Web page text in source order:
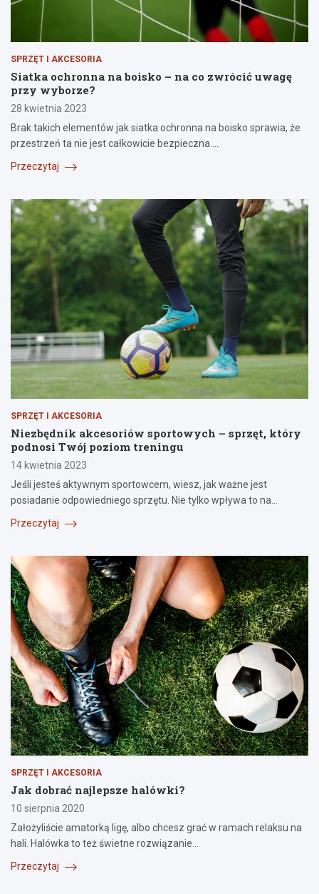
SPRZĘT I AKCESORIA
Siatka ochronna na boisko – na co zwrócić uwagę
przy wyborze?
28 kwietnia 2023
Brak takich elementów jak siatka ochronna na boisko sprawia, że
przestrzeń ta nie jest całkowicie bezpieczna.…
Przeczytaj
SPRZĘT I AKCESORIA
Niezbędnik akcesoriów sportowych – sprzęt, który
podnosi Twój poziom treningu
14 kwietnia 2023
Jeśli jesteś aktywnym sportowcem, wiesz, jak ważne jest
posiadanie odpowiedniego sprzętu. Nie tylko wpływa to na…
Przeczytaj
SPRZĘT I AKCESORIA
Jak dobrać najlepsze halówki?
10 sierpnia 2020
Założyliście amatorką ligę, albo chcesz grać w ramach relaksu na
hali. Halówka to też świetne rozwiązanie…
Przeczytaj